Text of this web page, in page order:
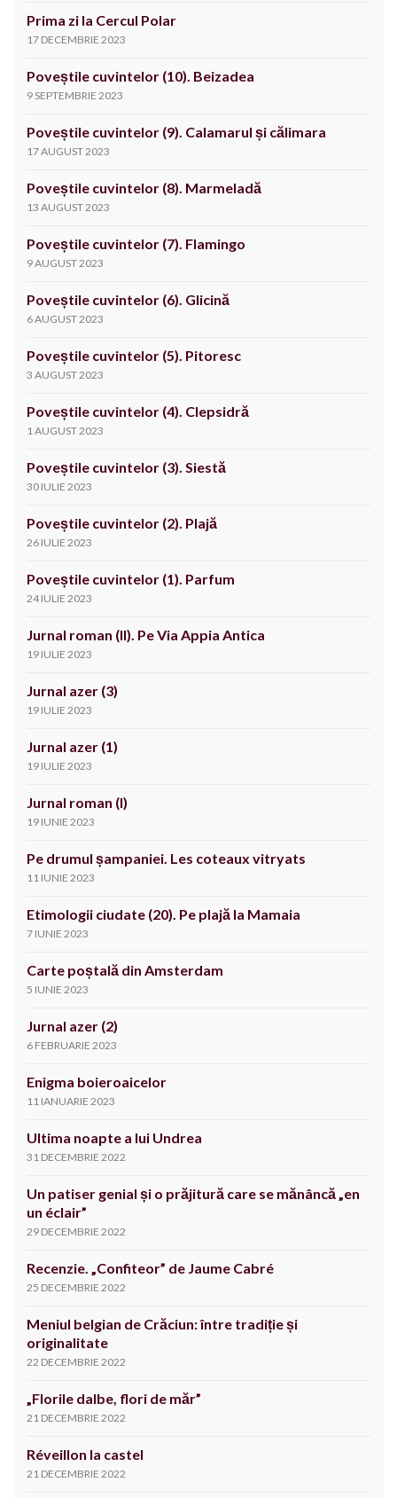
Prima zi la Cercul Polar
17 DECEMBRIE 2023
Poveștile cuvintelor (10). Beizadea
9 SEPTEMBRIE 2023
Poveștile cuvintelor (9). Calamarul și călimara
17 AUGUST 2023
Poveștile cuvintelor (8). Marmeladă
13 AUGUST 2023
Poveștile cuvintelor (7). Flamingo
9 AUGUST 2023
Poveștile cuvintelor (6). Glicină
6 AUGUST 2023
Poveștile cuvintelor (5). Pitoresc
3 AUGUST 2023
Poveștile cuvintelor (4). Clepsidră
1 AUGUST 2023
Poveștile cuvintelor (3). Siestă
30 IULIE 2023
Poveștile cuvintelor (2). Plajă
26 IULIE 2023
Poveștile cuvintelor (1). Parfum
24 IULIE 2023
Jurnal roman (II). Pe Via Appia Antica
19 IULIE 2023
Jurnal azer (3)
19 IULIE 2023
Jurnal azer (1)
19 IULIE 2023
Jurnal roman (I)
19 IUNIE 2023
Pe drumul șampaniei. Les coteaux vitryats
11 IUNIE 2023
Etimologii ciudate (20). Pe plajă la Mamaia
7 IUNIE 2023
Carte poștală din Amsterdam
5 IUNIE 2023
Jurnal azer (2)
6 FEBRUARIE 2023
Enigma boieroaicelor
11 IANUARIE 2023
Ultima noapte a lui Undrea
31 DECEMBRIE 2022
Un patiser genial și o prăjitură care se mănâncă „en
un éclair”
29 DECEMBRIE 2022
Recenzie. „Confiteor” de Jaume Cabré
25 DECEMBRIE 2022
Meniul belgian de Crăciun: între tradiție și
originalitate
22 DECEMBRIE 2022
„Florile dalbe, flori de măr”
21 DECEMBRIE 2022
Réveillon la castel
21 DECEMBRIE 2022